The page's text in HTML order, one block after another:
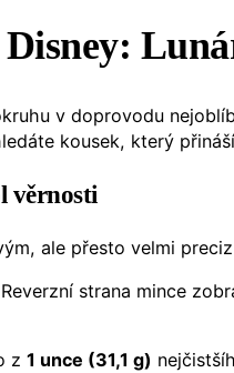
v doprovodu
kousek, který
věrnosti
ale přesto velmi
Reverzní strana mince
z 1 unce (31,1 g)